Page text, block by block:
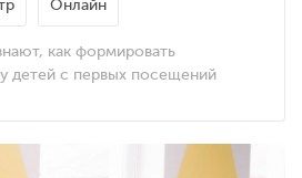
Онлайн
как формировать
детей с первых посещений